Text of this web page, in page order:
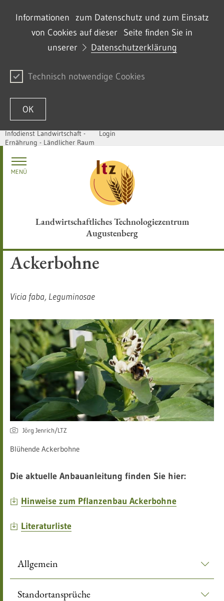
Informationen zum Datenschutz und zum Einsatz
von Cookies auf dieser Seite finden Sie in
unserer
Datenschutzerklärung
Technisch notwendige Cookies
OK
Skip to content
Infodienst Landwirtschaft -
Ernährung - Ländlicher Raum
Login
Landwirtschaftliches Technologiezentrum
Augustenberg
MENÜ
Ackerbohne
Vicia faba, Leguminosae​
Jörg Jenrich/LTZ
Blühende Ackerbohne
Die aktuelle Anbauanleitung finden Sie hier:
Hinweise zum Pflanzenbau Ackerbohne
Literaturliste
Allgemein
Standortansprüche